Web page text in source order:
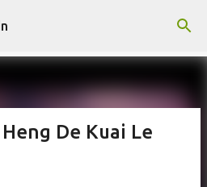
main content
De Kuai Le